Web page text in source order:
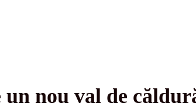
nou val de